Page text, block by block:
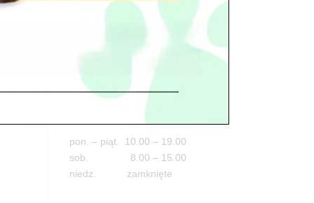
05-100 Nowy Dwór Mazowiecki
tel. 503 900 215
pon. – piąt. 10.00 – 19.00
sob. 8.00 – 15.00
niedz. zamknięte